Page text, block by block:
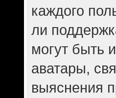
каждого
ли
могут быть
аватары,
выяснения